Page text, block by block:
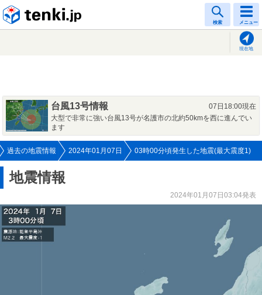
検索 メニュー
現在地
台風13号情報
07日18:00現在
大型で非常に強い台風13号が名護市の北約50kmを西に進んでい
ます
過去の地震情報 2024年01月07日 03時00分頃発生した地震(最大震度1)
地震情報
2024年01月07日03:04発表